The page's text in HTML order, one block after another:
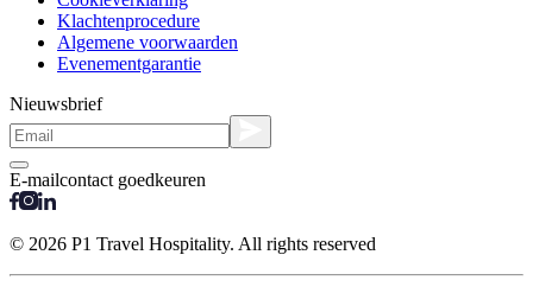
Klachtenprocedure
Algemene voorwaarden
Evenementgarantie
Nieuwsbrief
E-mailcontact goedkeuren
© 2026 P1 Travel Hospitality. All rights reserved